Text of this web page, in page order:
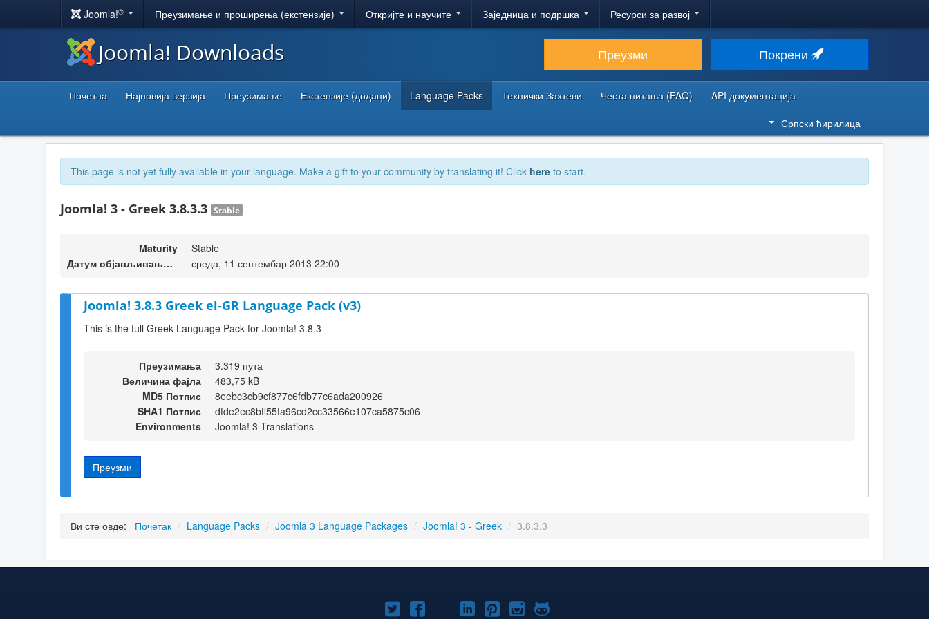
Joomla!® Преузимање и проширења (екстензије) Откријте и научите Заједница и подршка Ресурси за развој
Joomla! Downloads Преузми Покрени
Почетна Најновија верзија Преузимање Екстензије (додаци) Language Packs Технички Захтеви Честа питања (FAQ)
API документација
Српски ћирилица
This page is not yet fully available in your language. Make a gift to your community by translating it! Click here to start.
Joomla! 3 - Greek 3.8.3.3 Stable
Maturity
Stable
Датум објављивања верзије
среда, 11 септембар 2013 22:00
Joomla! 3.8.3 Greek el-GR Language Pack (v3)
This is the full Greek Language Pack for Joomla! 3.8.3
Преузимања
3.319 пута
Величина фајла
483,75 kB
MD5 Потпис
8eebc3cb9cf877c6fdb77c6ada200926
SHA1 Потпис
dfde2ec8bff55fa96cd2cc33566e107ca5875c06
Environments
Joomla! 3 Translations
Преузми
Ви сте овде: Почетак / Language Packs / Joomla 3 Language Packages / Joomla! 3 - Greek / 3.8.3.3
Joomla!Joomla!Joomla!
Joomla!Joomla!
Joomla!Joomla!